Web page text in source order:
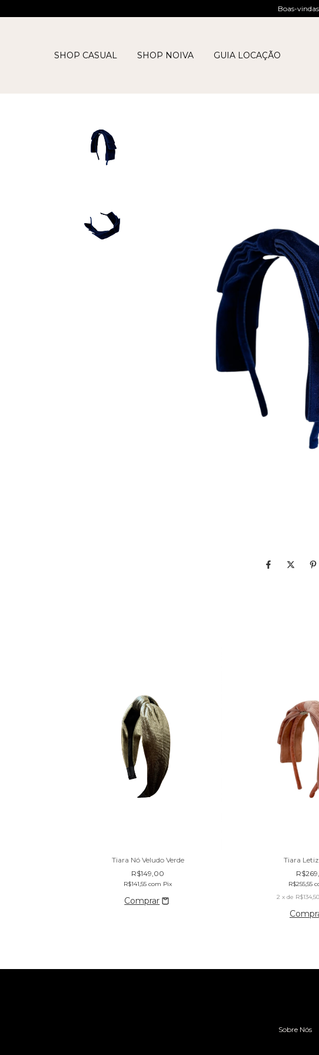
Boas-
SHOP CASUAL SHOP NOIVA GUIA LOCAÇÃO
Tiara Nó Veludo Verde
R$149,00
R$141,55com Pix
Tiara
R$255,55
2 x de R$134,50
Sobre Nós